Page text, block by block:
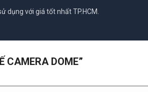
dụng với giá tốt nhất TP.HCM.
CAMERA DOME”